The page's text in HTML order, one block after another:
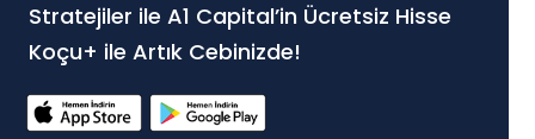
Stratejiler ile A1 Capital’in Ücretsiz Hisse
Koçu+ ile Artık Cebinizde!